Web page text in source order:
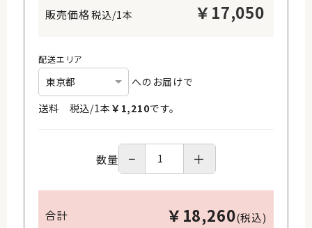
税込/1本 ￥ 17,050
配送エリア
へのお届けで
送料 税込/1本 ￥ 1,210です。
数量 − ＋
合計 ￥ 18,260(税込)